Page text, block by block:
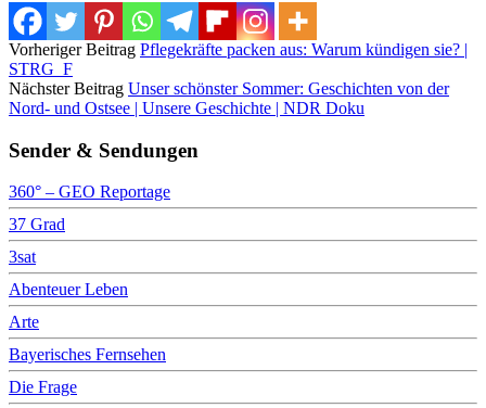
Vorheriger Beitrag Pflegekräfte packen aus: Warum kündigen sie? |
STRG_F
Nächster Beitrag Unser schönster Sommer: Geschichten von der
Nord- und Ostsee | Unsere Geschichte | NDR Doku
Sender & Sendungen
360° – GEO Reportage
37 Grad
3sat
Abenteuer Leben
Arte
Bayerisches Fernsehen
Die Frage